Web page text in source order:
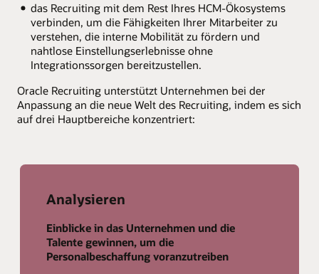
das Recruiting mit dem Rest Ihres HCM-Ökosystems
verbinden, um die Fähigkeiten Ihrer Mitarbeiter zu
verstehen, die interne Mobilität zu fördern und
nahtlose Einstellungserlebnisse ohne
Integrationssorgen bereitzustellen.
Oracle Recruiting unterstützt Unternehmen bei der
Anpassung an die neue Welt des Recruiting, indem es sich
auf drei Hauptbereiche konzentriert:
Analysieren
Einblicke in das Unternehmen und die
Talente gewinnen, um die
Personalbeschaffung voranzutreiben